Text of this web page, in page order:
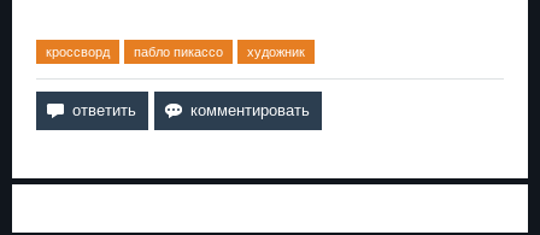
кроссворд пабло пикассо художник